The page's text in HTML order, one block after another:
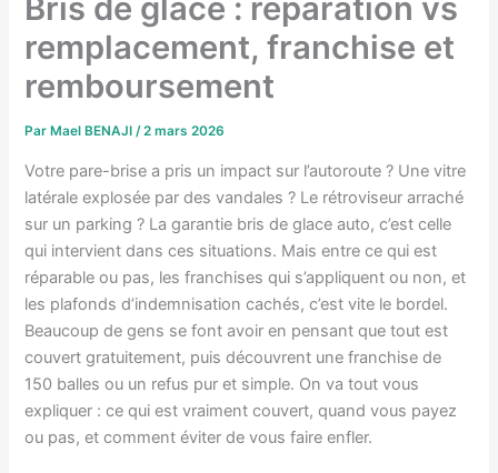
Bris de glace : réparation vs
remplacement, franchise et
remboursement
Par Mael BENAJI/2 mars 2026
Votre pare-brise a pris un impact sur l’autoroute ? Une vitre
latérale explosée par des vandales ? Le rétroviseur arraché
sur un parking ? La garantie bris de glace auto, c’est celle
qui intervient dans ces situations. Mais entre ce qui est
réparable ou pas, les franchises qui s’appliquent ou non, et
les plafonds d’indemnisation cachés, c’est vite le bordel.
Beaucoup de gens se font avoir en pensant que tout est
couvert gratuitement, puis découvrent une franchise de
150 balles ou un refus pur et simple. On va tout vous
expliquer : ce qui est vraiment couvert, quand vous payez
ou pas, et comment éviter de vous faire enfler.